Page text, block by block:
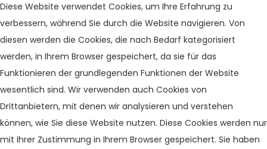
Diese Website verwendet Cookies, um Ihre Erfahrung zu
verbessern, während Sie durch die Website navigieren. Von
diesen werden die Cookies, die nach Bedarf kategorisiert
werden, in Ihrem Browser gespeichert, da sie für das
Funktionieren der grundlegenden Funktionen der Website
wesentlich sind. Wir verwenden auch Cookies von
Drittanbietern, mit denen wir analysieren und verstehen
können, wie Sie diese Website nutzen. Diese Cookies werden nur
mit Ihrer Zustimmung in Ihrem Browser gespeichert. Sie haben